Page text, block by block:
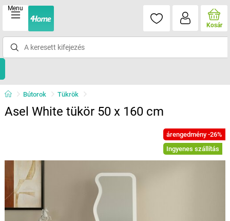
Menu
Kosár
Bútorok Tükrök
Asel White tükör 50 x 160 cm
árengedmény -26%
Ingyenes szállítás